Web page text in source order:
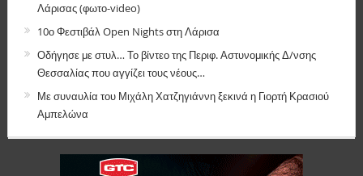
Λάρισας (φωτο-video)
10ο Φεστιβάλ Open Nights στη Λάρισα
Οδήγησε με στυλ… Το βίντεο της Περιφ. Αστυνομικής Δ/νσης
Θεσσαλίας που αγγίζει τους νέους…
Με συναυλία του Μιχάλη Χατζηγιάννη ξεκινά η Γιορτή Κρασιού
Αμπελώνα